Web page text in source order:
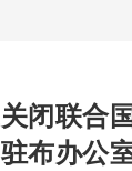
闭联合
布办公